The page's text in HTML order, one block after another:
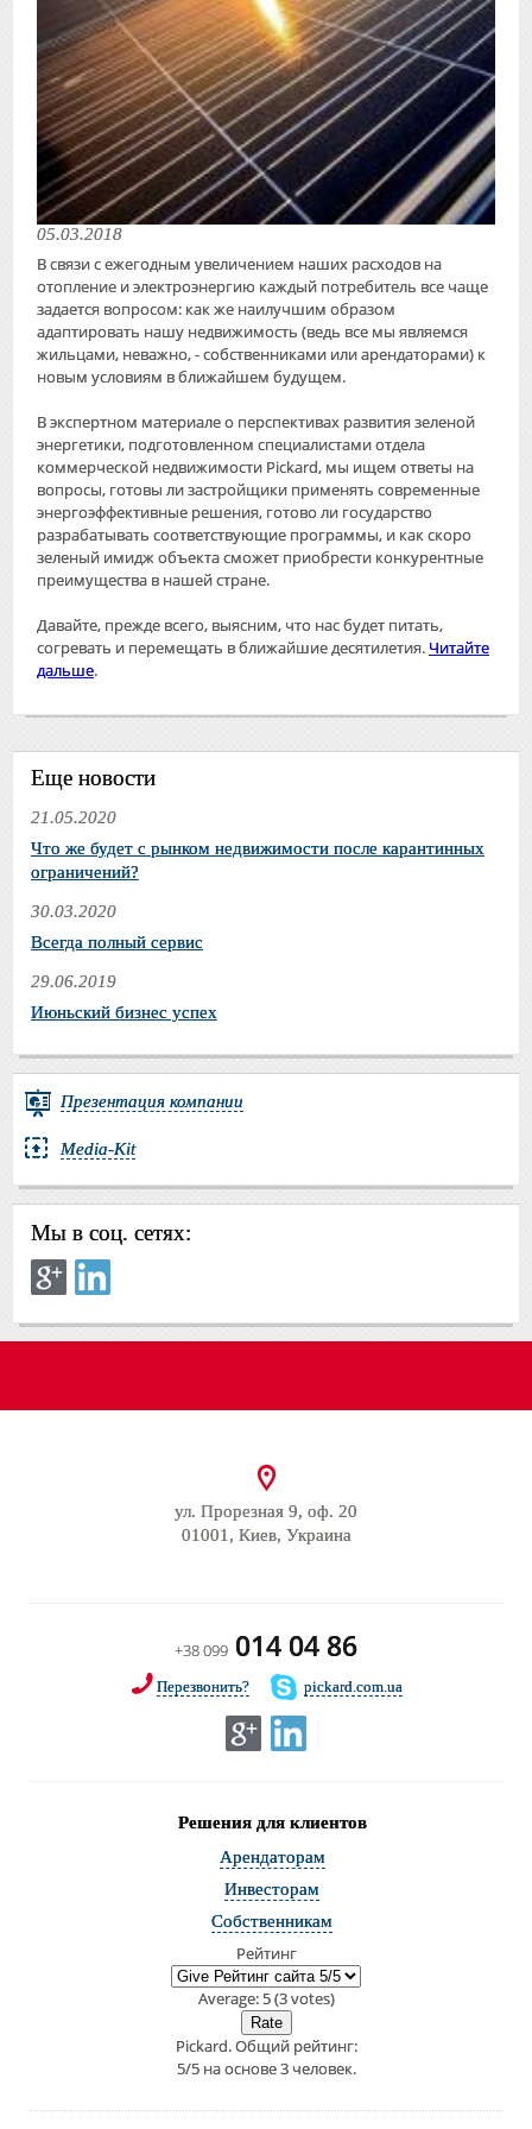
05.03.2018
В связи с ежегодным увеличением наших расходов на
отопление и электроэнергию каждый потребитель все чаще
задается вопросом: как же наилучшим образом
адаптировать нашу недвижимость (ведь все мы являемся
жильцами, неважно, - собственниками или арендаторами) к
новым условиям в ближайшем будущем.
В экспертном материале о перспективах развития зеленой
энергетики, подготовленном специалистами отдела
коммерческой недвижимости Pickard, мы ищем ответы на
вопросы, готовы ли застройщики применять современные
энергоэффективные решения, готово ли государство
разрабатывать соответствующие программы, и как скоро
зеленый имидж объекта сможет приобрести конкурентные
преимущества в нашей стране.
Давайте, прежде всего, выясним, что нас будет питать,
согревать и перемещать в ближайшие десятилетия. Читайте
дальше.
Еще новости
21.05.2020
Что же будет с рынком недвижимости после карантинных
ограничений?
30.03.2020
Всегда полный сервис
29.06.2019
Июньский бизнес успех
Презентация компании
Media-Kit
Мы в соц. сетях:
ул. Прорезная 9, оф. 20
01001, Киев, Украина
+38 099 014 04 86
Перезвонить? pickard.com.ua
Решения для клиентов
Арендаторам
Инвесторам
Собственникам
Рейтинг
Average:5(3votes)
Pickard. Общий рейтинг:
5/5на основе3человек.